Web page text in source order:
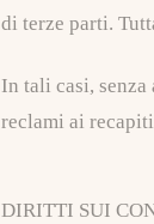
di terze parti.
In tali casi,
reclami ai
DIRITTI SUI